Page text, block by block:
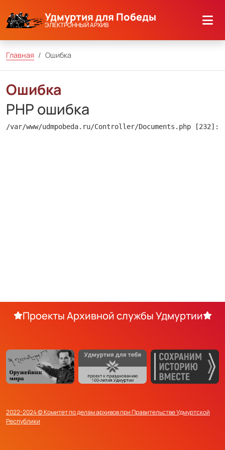
Удмуртия для Победы
ЭЛЕКТРОННЫЙ АРХИВ
Главная Ошибка
Ошибка
PHP ошибка
/var/www/udmpobeda.ru/Controller/Documents.php
Проекты Архивной службы Удмуртии
2022-2024 © Комитет по делам архивов при Правительстве Удмуртской
Республики